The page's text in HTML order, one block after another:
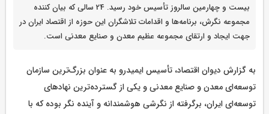
بیست و چهارمین سالروز تأسیس خود رسید. 24 سالی که بیان کننده
مجموعه نگرش، برنامه‌ها و اقدامات تلاشگران این حوزه از اقتصاد ایران در
جهت ایجاد و ارتقای مجموعه عظیم معدن و صنایع معدنی است.
به گزارش دیوان اقتصاد، تأسیس ایمیدرو به عنوان بزرگ‌ترین سازمان
توسعه‌ای معدن و صنایع معدنی و یکی از گسترده‌ترین نهادهای
توسعه‌ای ایران، برگرفته از نگرشی هوشمندانه و آینده نگر بوده که با